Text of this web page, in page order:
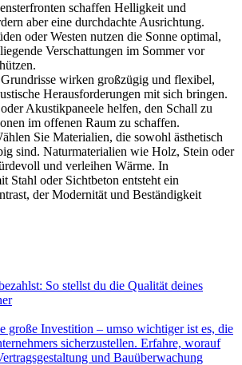
schaffen Helligkeit und
aber eine durchdachte Ausrichtung.
oder Westen nutzen die Sonne optimal,
Verschattungen im Sommer vor
wirken großzügig und flexibel,
Herausforderungen mit sich bringen.
Akustikpaneele helfen, den Schall zu
im offenen Raum zu schaffen.
Sie Materialien, die sowohl ästhetisch
sind. Naturmaterialien wie Holz, Stein oder
und verleihen Wärme. In
Stahl oder Sichtbeton entsteht ein
der Modernität und Beständigkeit
So stellst du die Qualität deines
große Investition – umso wichtiger ist es, die
sicherzustellen. Erfahre, worauf
und Bauüberwachung